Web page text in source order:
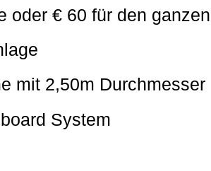
oder € 60 für den
mit 2,50m Durchmesser
System